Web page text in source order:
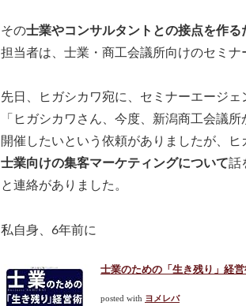
その士業やコンサルタントとの接点を作る
担当者は、士業・商工会議所向けのセミナ
先日、ヒガシカワ宛に、セミナーエージェ
「ヒガシカワさん、今度、新潟商工会議
開催したいという依頼がありましたが、ヒ
士業向けの集客マーケティングについて話
と連絡がありました。
私自身、6年前に
士業のための「生き残り」経
posted with ヨメレバ